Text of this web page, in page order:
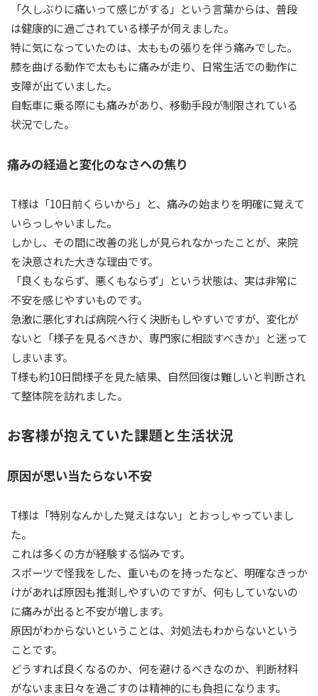
「久しぶりに痛いって感じがする」という言葉からは、普段
は健康的に過ごされている様子が伺えました。
特に気になっていたのは、太ももの張りを伴う痛みでした。
膝を曲げる動作で太ももに痛みが走り、日常生活での動作に
支障が出ていました。
自転車に乗る際にも痛みがあり、移動手段が制限されている
状況でした。
痛みの経過と変化のなさへの焦り
T様は「10日前くらいから」と、痛みの始まりを明確に覚えて
いらっしゃいました。
しかし、その間に改善の兆しが見られなかったことが、来院
を決意された大きな理由です。
「良くもならず、悪くもならず」という状態は、実は非常に
不安を感じやすいものです。
急激に悪化すれば病院へ行く決断もしやすいですが、変化が
ないと「様子を見るべきか、専門家に相談すべきか」と迷って
しまいます。
T様も約10日間様子を見た結果、自然回復は難しいと判断され
て整体院を訪れました。
お客様が抱えていた課題と生活状況
原因が思い当たらない不安
T様は「特別なんかした覚えはない」とおっしゃっていまし
た。
これは多くの方が経験する悩みです。
スポーツで怪我をした、重いものを持ったなど、明確なきっか
けがあれば原因も推測しやすいのですが、何もしていないの
に痛みが出ると不安が増します。
原因がわからないということは、対処法もわからないという
ことです。
どうすれば良くなるのか、何を避けるべきなのか、判断材料
がないまま日々を過ごすのは精神的にも負担になります。